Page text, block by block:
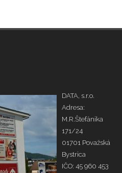
DATA, s.r.o.
Adresa:
M.R.Štefánika
171/24
01701 Považská
Bystrica
IČO: 45 960 453